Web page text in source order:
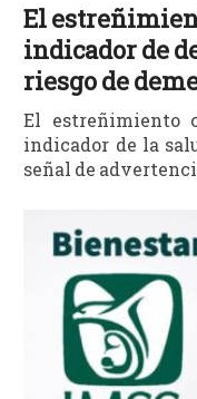
El
indicador de
riesgo de
El estreñimiento
indicador de la
señal de